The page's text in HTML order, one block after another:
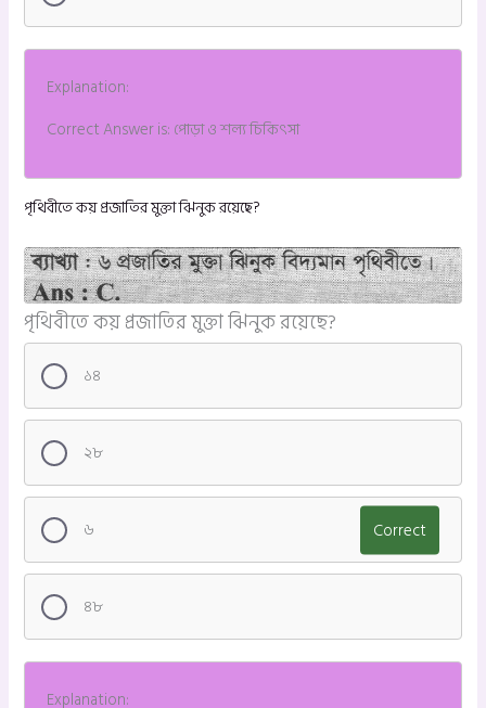
Explanation:
Correct Answer is: পোড়া ও শল্য চিকিৎসা
পৃথিবীতে কয় প্রজাতির মুক্তা ঝিনুক রয়েছে?
পৃথিবীতে কয় প্রজাতির মুক্তা ঝিনুক রয়েছে?
১৪
২৮
৬ Correct
৪৮
Explanation: